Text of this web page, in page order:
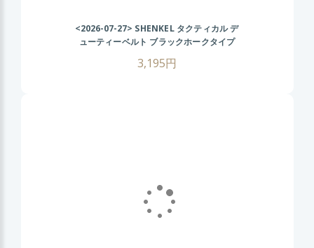
<2026-07-27> SHENKEL タクティカル デ
ューティーベルト ブラックホークタイプ
バルゲーム ミリタリーベルト 装備用ベルト
3,195円